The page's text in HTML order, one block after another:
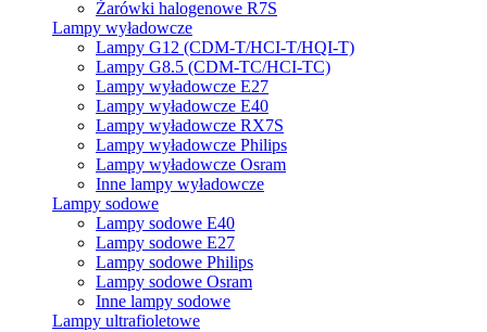
Żarówki halogenowe R7S
Lampy wyładowcze
Lampy G12 (CDM-T/HCI-T/HQI-T)
Lampy G8.5 (CDM-TC/HCI-TC)
Lampy wyładowcze E27
Lampy wyładowcze E40
Lampy wyładowcze RX7S
Lampy wyładowcze Philips
Lampy wyładowcze Osram
Inne lampy wyładowcze
Lampy sodowe
Lampy sodowe E40
Lampy sodowe E27
Lampy sodowe Philips
Lampy sodowe Osram
Inne lampy sodowe
Lampy ultrafioletowe